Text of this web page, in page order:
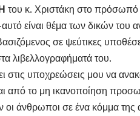
του κ. Χριστάκη στο πρόσωπό
είναι θέμα των δικών
σε ψεύτικες
λιβελλογραφήματά του.
στις υποχρεώσεις μου να
από το μη ικανοποίηση
οι άνθρωποι σε ένα κόμμα